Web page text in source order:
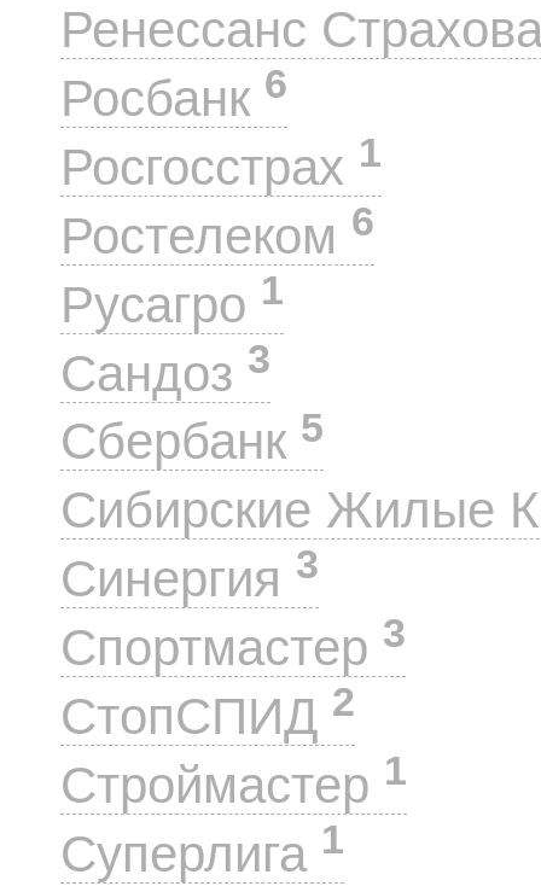
Ренессанс
Росбанк 6
Росгосстрах 1
Ростелеком 6
Русагро 1
Сандоз 3
Сбербанк 5
Сибирские Жилые
Синергия 3
Спортмастер 3
СтопСПИД 2
Строймастер 1
Суперлига 1